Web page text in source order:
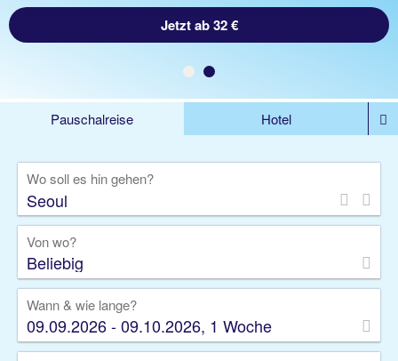
Jetzt ab 1625 €
Jetzt ab 32 €
Pauschalreise
Hotel
Kreuzfahrten
Rundreisen
Privattransfer
Zusatzleistungen
Wo soll es hin gehen?
Von wo?
Beliebig
Wann & wie lange?
09.09.2026 - 09.10.2026, 1 Woche